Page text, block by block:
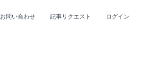
お問い合わせ 記事リクエスト ログイン